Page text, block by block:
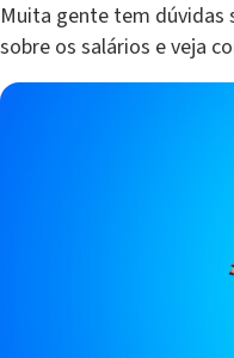
Muita gente tem dúvidas
sobre os salários e veja